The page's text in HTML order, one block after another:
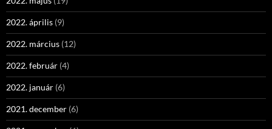
2022. április (9)
2022. március (12)
2022. február (4)
2022. január (6)
2021. december (6)